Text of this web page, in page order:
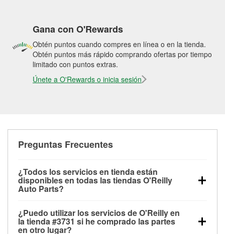
Gana con O'Rewards
Obtén puntos cuando compres en línea o en la tienda.
Obtén puntos más rápido comprando ofertas por tiempo
limitado con puntos extras.
Únete a O'Rewards o inicia sesión
Preguntas Frecuentes
¿Todos los servicios en tienda están
disponibles en todas las tiendas O'Reilly
Auto Parts?
las pruebas de batería, pruebas de alternador y
motor de arranque, revisión de la luz “Check Engine”
¿Puedo utilizar los servicios de O'Reilly en
la tienda #3731 si he comprado las partes
en otro lugar?